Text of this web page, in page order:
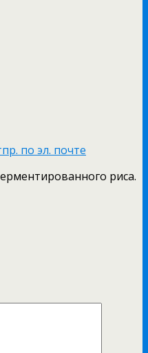
по эл. почте
риса.